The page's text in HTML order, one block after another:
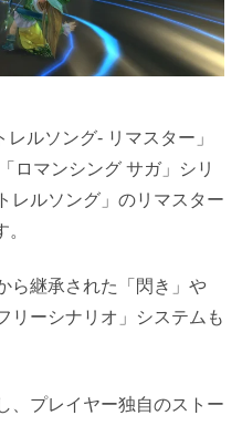
レルソング- リマスター」
ロマンシング サガ」シリ
レルソング」のリマスター
ら継承された「閃き」や
リーシナリオ」システムも
、プレイヤー独自のストー